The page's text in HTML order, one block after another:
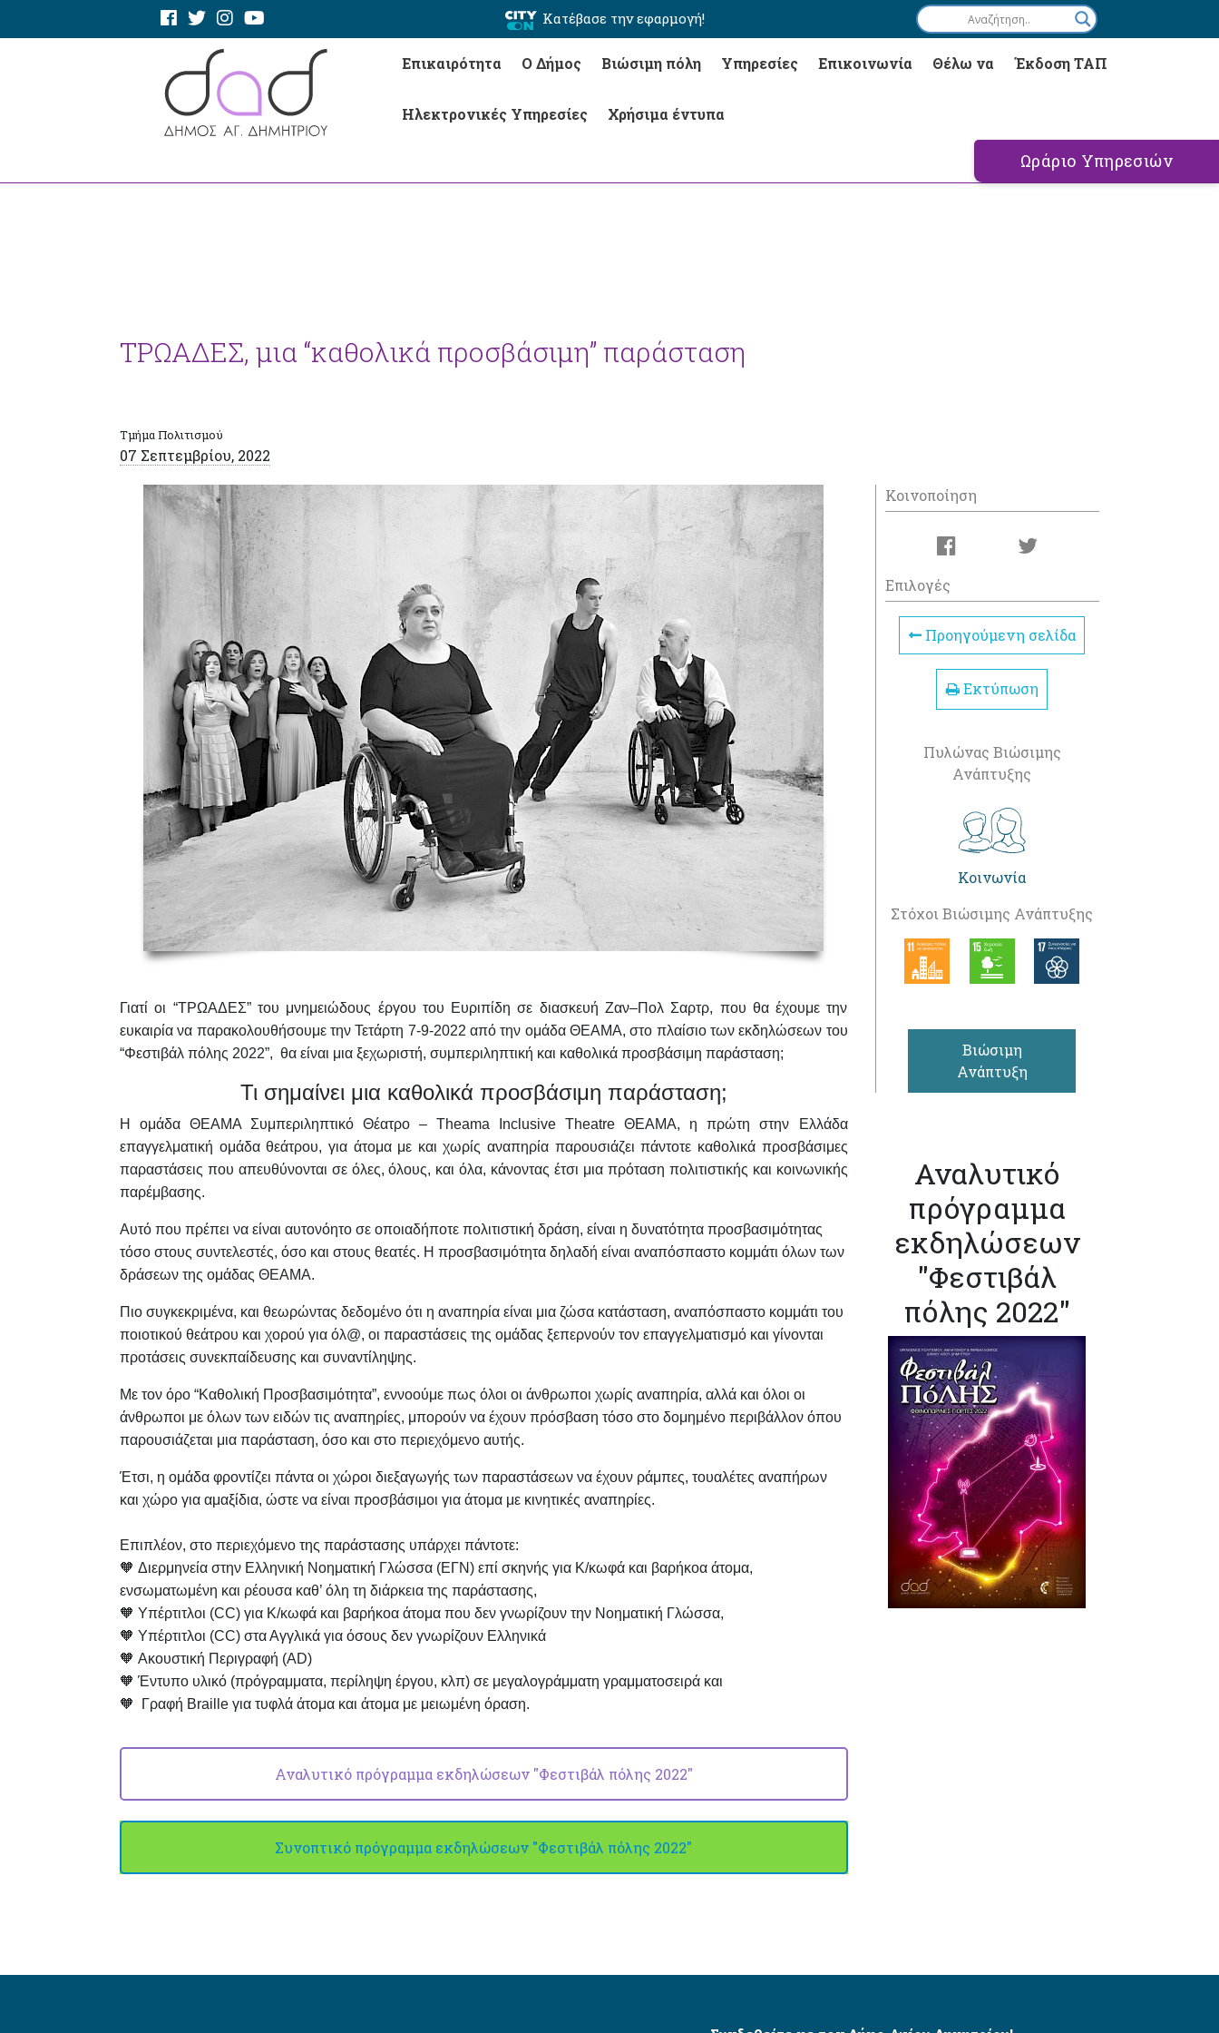
Κατέβασε την εφαρμογή!
Επικαιρότητα Ο Δήμος Βιώσιμη πόλη Υπηρεσίες Επικοινωνία Θέλω να Έκδοση ΤΑΠ
Ηλεκτρονικές Υπηρεσίες Χρήσιμα έντυπα
Ωράριο Υπηρεσιών
ΤΡΩΑΔΕΣ, μια “καθολικά προσβάσιμη” παράσταση
Τμήμα Πολιτισμού
07 Σεπτεμβρίου, 2022
Γιατί οι “ΤΡΩΑΔΕΣ” του μνημειώδους έργου του Ευριπίδη σε διασκευή Ζαν–Πολ Σαρτρ, που θα έχουμε την
ευκαιρία να παρακολουθήσουμε την Τετάρτη 7-9-2022 από την ομάδα ΘΕΑΜΑ, στο πλαίσιο των εκδηλώσεων του
“Φεστιβάλ πόλης 2022”, θα είναι μια ξεχωριστή, συμπεριληπτική και καθολικά προσβάσιμη παράσταση;
Τι σημαίνει μια καθολικά προσβάσιμη παράσταση;
Η ομάδαΘΕΑΜΑ Συμπεριληπτικό Θέατρο – Theama Inclusive TheatreΘΕΑΜΑ, η πρώτη στην Ελλάδα
επαγγελματική ομάδα θεάτρου, για άτομα με και χωρίς αναπηρία παρουσιάζει πάντοτε καθολικά προσβάσιμες
παραστάσεις που απευθύνονται σε όλες, όλους, και όλα, κάνοντας έτσι μια πρόταση πολιτιστικής και κοινωνικής
παρέμβασης.
Αυτό που πρέπει να είναι αυτονόητο σε οποιαδήποτε πολιτιστική δράση, είναι η δυνατότητα προσβασιμότητας
τόσο στους συντελεστές, όσο και στους θεατές. Η προσβασιμότητα δηλαδή είναι αναπόσπαστο κομμάτι όλων των
δράσεων της ομάδας ΘΕΑΜΑ.
Πιο συγκεκριμένα, και θεωρώντας δεδομένο ότι η αναπηρία είναι μια ζώσα κατάσταση, αναπόσπαστο κομμάτι του
ποιοτικού θεάτρου και χορού για όλ@, οι παραστάσεις της ομάδας ξεπερνούν τον επαγγελματισμό και γίνονται
προτάσεις συνεκπαίδευσης και συναντίληψης.
Με τον όρο “Καθολική Προσβασιμότητα”, εννοούμε πως όλοι οι άνθρωποι χωρίς αναπηρία, αλλά και όλοι οι
άνθρωποι με όλων των ειδών τις αναπηρίες, μπορούν να έχουν πρόσβαση τόσο στο δομημένο περιβάλλον όπου
παρουσιάζεται μια παράσταση, όσο και στο περιεχόμενο αυτής.
Έτσι, η ομάδα φροντίζει πάντα οι χώροι διεξαγωγής των παραστάσεων να έχουν ράμπες, τουαλέτες αναπήρων
και χώρο για αμαξίδια, ώστε να είναι προσβάσιμοι για άτομα με κινητικές αναπηρίες.
Επιπλέον, στο περιεχόμενο της παράστασης υπάρχει πάντοτε:
🧡 Διερμηνεία στην Ελληνική Νοηματική Γλώσσα (ΕΓΝ) επί σκηνής για Κ/κωφά και βαρήκοα άτομα,
ενσωματωμένη και ρέουσα καθ’ όλη τη διάρκεια της παράστασης,
🧡 Υπέρτιτλοι (CC) για Κ/κωφά και βαρήκοα άτομα που δεν γνωρίζουν την Νοηματική Γλώσσα,
🧡 Υπέρτιτλοι (CC) στα Αγγλικά για όσους δεν γνωρίζουν Ελληνικά
🧡 Ακουστική Περιγραφή (AD)
🧡 Έντυπο υλικό (πρόγραμματα, περίληψη έργου, κλπ) σε μεγαλογράμματη γραμματοσειρά και
🧡
Γραφή Braille για τυφλά άτομα και άτομα με μειωμένη όραση.
Αναλυτικό πρόγραμμα εκδηλώσεων "Φεστιβάλ πόλης 2022"
Συνοπτικό πρόγραμμα εκδηλώσεων "Φεστιβάλ πόλης 2022"
Κοινοποίηση
Επιλογές
Προηγούμενη σελίδα
Εκτύπωση
Πυλώνας Βιώσιμης
Ανάπτυξης
Κοινωνία
Στόχοι Βιώσιμης Ανάπτυξης
Βιώσιμη
Ανάπτυξη
Αναλυτικό
πρόγραμμα
εκδηλώσεων
"Φεστιβάλ
πόλης 2022"